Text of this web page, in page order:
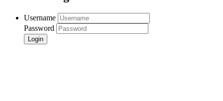
Username
Password